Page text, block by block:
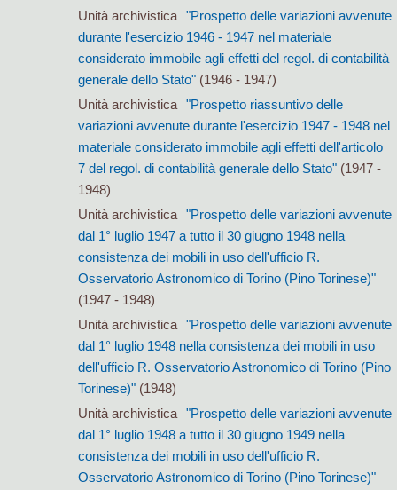
Unità archivistica
"Prospetto delle variazioni avvenute
durante l'esercizio 1946 - 1947 nel materiale
considerato immobile agli effetti del regol. di contabilità
generale dello Stato"(1946 - 1947)
Unità archivistica
"Prospetto riassuntivo delle
variazioni avvenute durante l'esercizio 1947 - 1948 nel
materiale considerato immobile agli effetti dell'articolo
7 del regol. di contabilità generale dello Stato"(1947 -
1948)
Unità archivistica
"Prospetto delle variazioni avvenute
dal 1° luglio 1947 a tutto il 30 giugno 1948 nella
consistenza dei mobili in uso dell'ufficio R.
Osservatorio Astronomico di Torino (Pino Torinese)"
(1947 - 1948)
Unità archivistica
"Prospetto delle variazioni avvenute
dal 1° luglio 1948 nella consistenza dei mobili in uso
dell'ufficio R. Osservatorio Astronomico di Torino (Pino
Torinese)"(1948)
Unità archivistica
"Prospetto delle variazioni avvenute
dal 1° luglio 1948 a tutto il 30 giugno 1949 nella
consistenza dei mobili in uso dell'ufficio R.
Osservatorio Astronomico di Torino (Pino Torinese)"